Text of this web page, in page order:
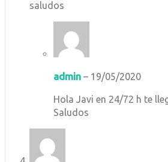
saludos
admin – 19/05/2020
Hola Javi en 24/72 h te
Saludos